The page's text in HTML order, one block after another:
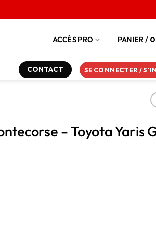
ACCÈS PRO PANIER /
CONTACT SE CONNECTER /
– Toyota Yaris